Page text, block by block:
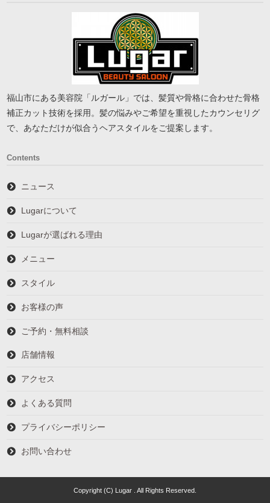
福山市にある美容院「ルガール」では、髪質や骨格に合わせた骨格
補正カット技術を採用。髪の悩みやご希望を重視したカウンセリグ
で、あなただけが似合うヘアスタイルをご提案します。
Contents
ニュース
Lugarについて
Lugarが選ばれる理由
メニュー
スタイル
お客様の声
ご予約・無料相談
店舗情報
アクセス
よくある質問
プライバシーポリシー
お問い合わせ
Copyright (C) Lugar . All Rights Reserved.